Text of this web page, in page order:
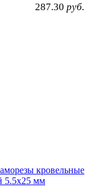
287.30 руб.
кровельные
5.5х25 мм